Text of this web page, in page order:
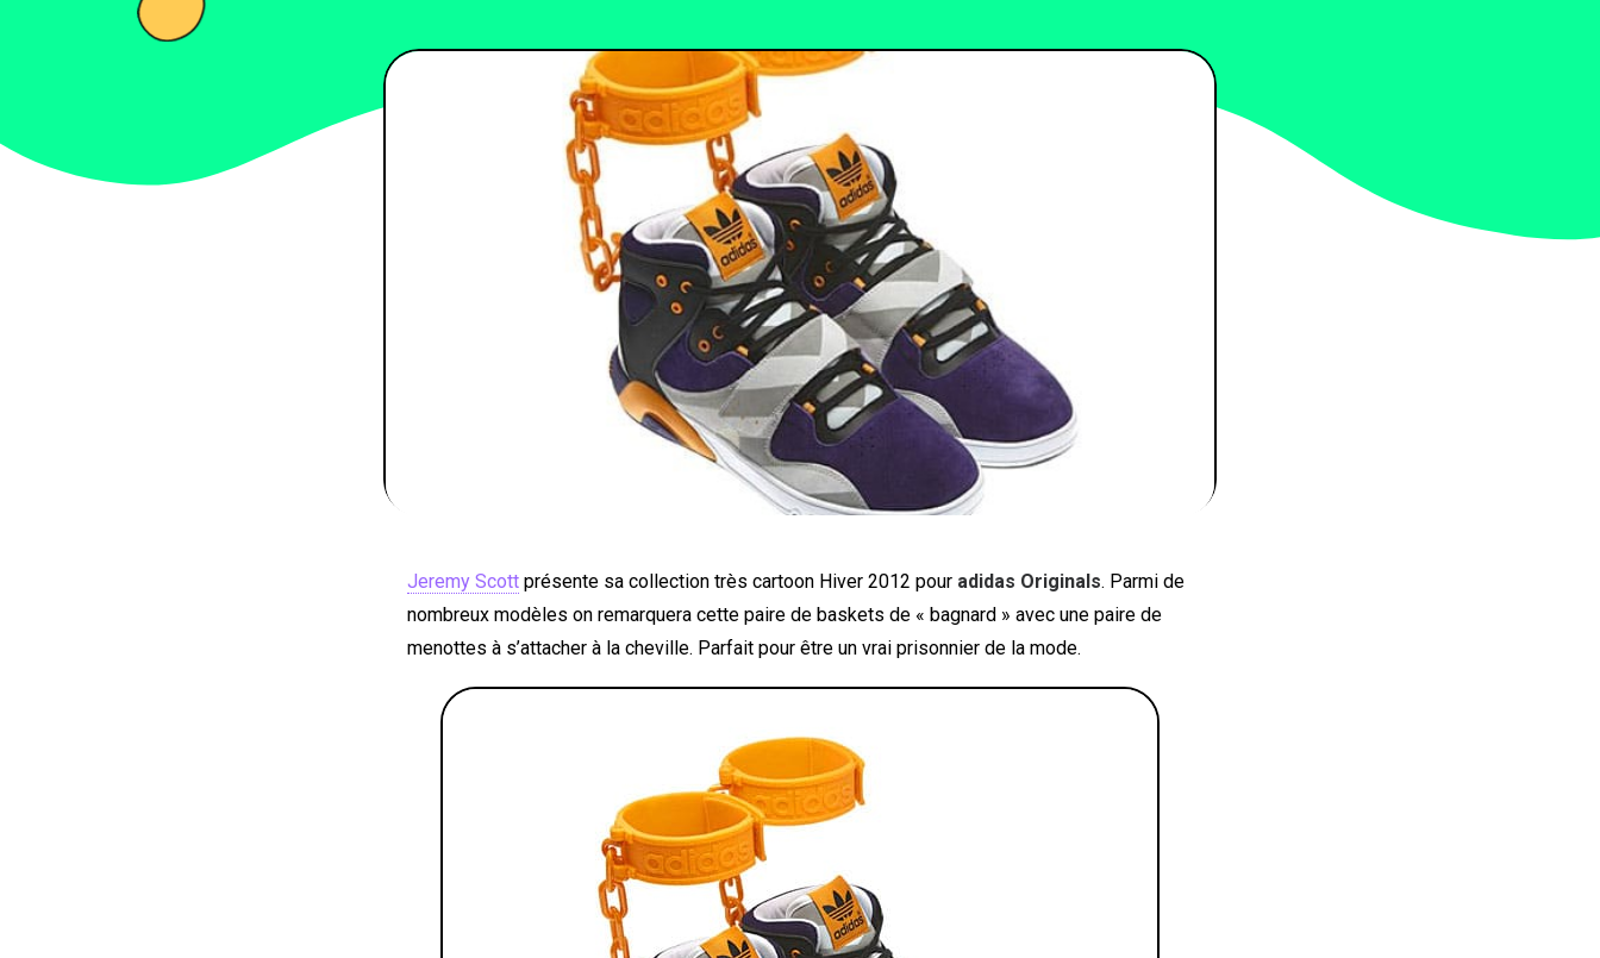
Jeremy Scott présente sa collection très cartoon Hiver 2012 pour adidas Originals. Parmi de
nombreux modèles on remarquera cette paire de baskets de « bagnard » avec une paire de
menottes à s’attacher à la cheville. Parfait pour être un vrai prisonnier de la mode.